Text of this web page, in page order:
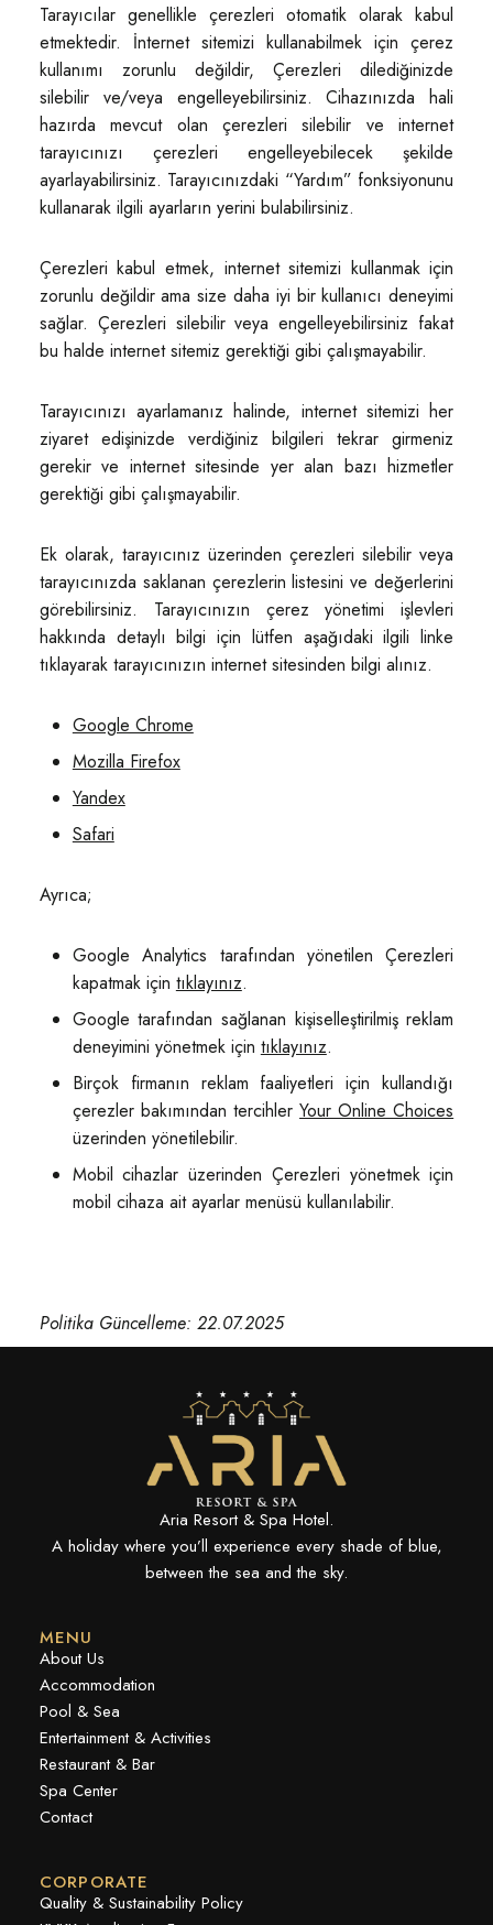
Tarayıcılar genellikle çerezleri otomatik olarak kabul
etmektedir. İnternet sitemizi kullanabilmek için çerez
kullanımı zorunlu değildir, Çerezleri dilediğinizde
silebilir ve/veya engelleyebilirsiniz. Cihazınızda hali
hazırda mevcut olan çerezleri silebilir ve internet
tarayıcınızı çerezleri engelleyebilecek şekilde
ayarlayabilirsiniz. Tarayıcınızdaki “Yardım” fonksiyonunu
kullanarak ilgili ayarların yerini bulabilirsiniz.
Çerezleri kabul etmek, internet sitemizi kullanmak için
zorunlu değildir ama size daha iyi bir kullanıcı deneyimi
sağlar. Çerezleri silebilir veya engelleyebilirsiniz fakat
bu halde internet sitemiz gerektiği gibi çalışmayabilir.
Tarayıcınızı ayarlamanız halinde, internet sitemizi her
ziyaret edişinizde verdiğiniz bilgileri tekrar girmeniz
gerekir ve internet sitesinde yer alan bazı hizmetler
gerektiği gibi çalışmayabilir.
Ek olarak, tarayıcınız üzerinden çerezleri silebilir veya
tarayıcınızda saklanan çerezlerin listesini ve değerlerini
görebilirsiniz. Tarayıcınızın çerez yönetimi işlevleri
hakkında detaylı bilgi için lütfen aşağıdaki ilgili linke
tıklayarak tarayıcınızın internet sitesinden bilgi alınız.
Google Chrome
Mozilla Firefox
Yandex
Safari
Ayrıca;
Google Analytics tarafından yönetilen Çerezleri
kapatmak için tıklayınız.
Google tarafından sağlanan kişiselleştirilmiş reklam
deneyimini yönetmek için tıklayınız.
Birçok firmanın reklam faaliyetleri için kullandığı
çerezler bakımından tercihlerYour Online Choices
üzerinden yönetilebilir.
Mobil cihazlar üzerinden Çerezleri yönetmek için
mobil cihaza ait ayarlar menüsü kullanılabilir.
Politika Güncelleme: 22.07.2025
Aria Resort & Spa Hotel.
A holiday where you’ll experience every shade of blue,
between the sea and the sky.
MENU
About Us
Accommodation
Pool & Sea
Entertainment & Activities
Restaurant & Bar
Spa Center
Contact
CORPORATE
Quality & Sustainability Policy